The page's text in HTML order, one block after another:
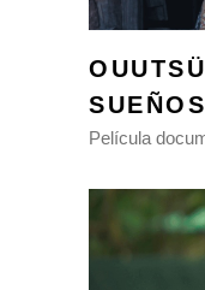
Película